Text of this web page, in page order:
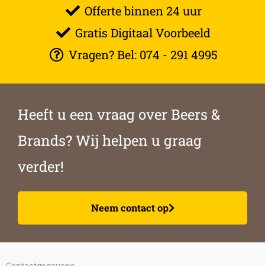
Offerte binnen 24 uur
Gratis Digitaal Voorbeeld
Vragen? Bel: 074 - 291 4995
Heeft u een vraag over Beers &
Brands? Wij helpen u graag
verder!
Neem contact op